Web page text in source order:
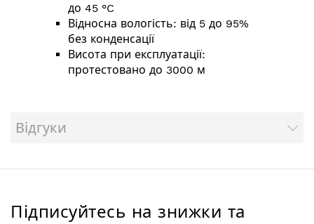
до 45 °C
Відносна вологість: від 5 до 95%
без конденсації
Висота при експлуатації:
протестовано до 3000 м
Відгуки
Підписуйтесь на знижки та